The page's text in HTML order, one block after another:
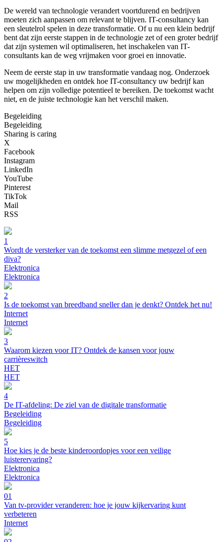
De wereld van technologie verandert voortdurend en bedrijven
moeten zich aanpassen om relevant te blijven. IT-consultancy kan
een sleutelrol spelen in deze transformatie. Of u nu een klein bedrijf
bent dat zijn eerste stappen in de technologie zet of een groter bedrijf
dat zijn systemen wil optimaliseren, het inschakelen van IT-
consultants kan de weg vrijmaken voor groei en innovatie.
Neem de eerste stap in uw transformatie vandaag nog. Onderzoek
uw mogelijkheden en ontdek hoe IT-consultancy uw bedrijf kan
helpen om zijn volledige potentieel te bereiken. De toekomst wacht
niet, en de juiste technologie kan het verschil maken.
Begeleiding
Begeleiding
Sharing is caring
X
Facebook
Instagram
LinkedIn
YouTube
Pinterest
TikTok
Mail
RSS
1
Wordt de versterker van de toekomst een slimme metgezel of een
diva?
Elektronica
Elektronica
2
Is de toekomst van breedband sneller dan je denkt? Ontdek het nu!
Internet
Internet
3
Waarom kiezen voor IT? Ontdek de kansen voor jouw
carrièreswitch
HET
HET
4
De IT-afdeling: De ziel van de digitale transformatie
Begeleiding
Begeleiding
5
Hoe kies je de beste kinderoordopjes voor een veilige
luisterervaring?
Elektronica
Elektronica
01
Van tv-provider veranderen: hoe je jouw kijkervaring kunt
verbeteren
Internet